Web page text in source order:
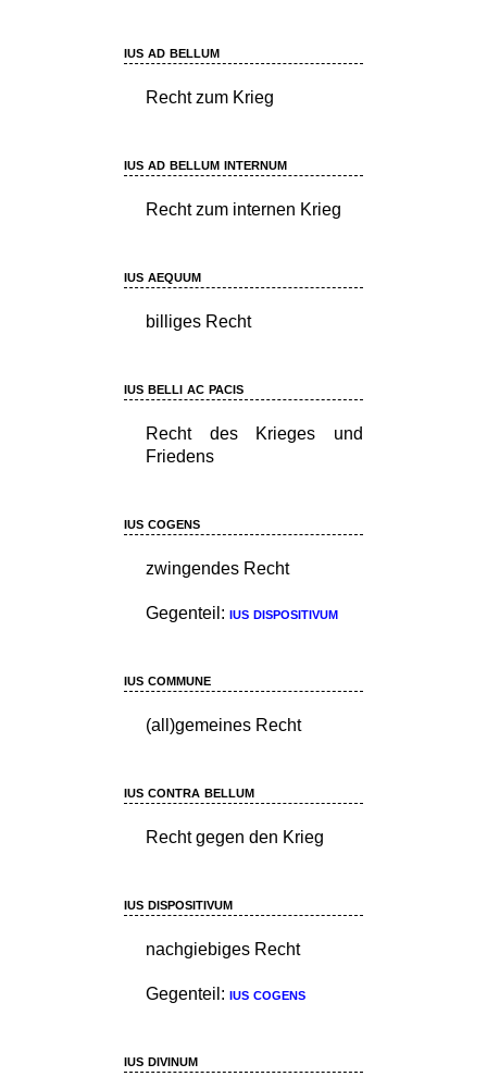
ius ad bellum
Recht zum Krieg
ius ad bellum internum
Recht zum internen Krieg
ius aequum
billiges Recht
ius belli ac pacis
Recht des Krieges und
Friedens
ius cogens
zwingendes Recht
Gegenteil: ius dispositivum
ius commune
(all)gemeines Recht
ius contra bellum
Recht gegen den Krieg
ius dispositivum
nachgiebiges Recht
Gegenteil: ius cogens
ius divinum